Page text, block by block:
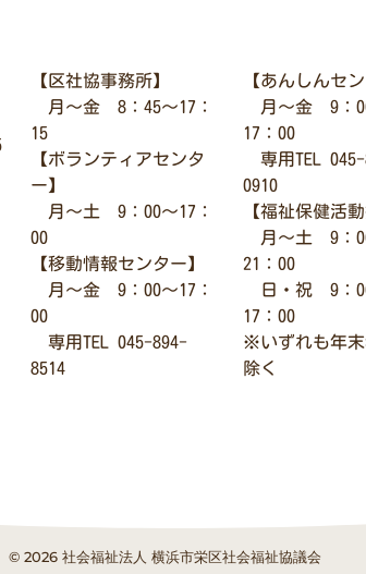
【区社協事務所】
月～金 8：45～17：
15
【ボランティアセンタ
ー】
月～土 9：00～17：
00
【移動情報センター】
月～金 9：00～17：
00
専用TEL 045-894-
8514
【あんしんセン
月～金 9：
17：00
専用TEL
0910
【福祉保健活動
月～土 9：
21：00
日・祝 9：
17：00
※いずれも年末
除く
© 2026 社会福祉法人 横浜市栄区社会福祉協議会